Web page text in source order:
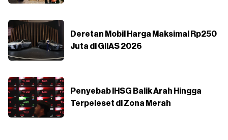
Deretan Mobil Harga Maksimal Rp250
Juta di GIIAS 2026
Penyebab IHSG Balik Arah Hingga
Terpeleset di Zona Merah